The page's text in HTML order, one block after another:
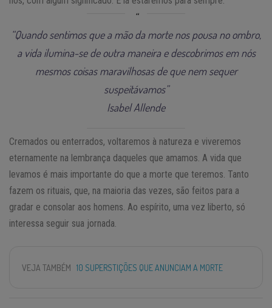
“Quando sentimos que a mão da morte nos pousa no ombro,
a vida ilumina-se de outra maneira e descobrimos em nós
mesmos coisas maravilhosas de que nem sequer
suspeitávamos”
Isabel Allende
Cremados ou enterrados, voltaremos à natureza e viveremos
eternamente na lembrança daqueles que amamos. A vida que
levamos é mais importante do que a morte que teremos. Tanto
fazem os rituais, que, na maioria das vezes, são feitos para a
gradar e consolar aos homens. Ao espírito, uma vez liberto, só
interessa seguir sua jornada.
VEJA TAMBÉM 10 SUPERSTIÇÕES QUE ANUNCIAM A MORTE